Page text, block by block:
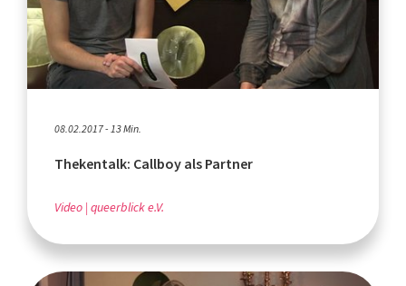
08.02.2017 - 13 Min.
Thekentalk: Callboy als Partner
Video queerblick e.V.